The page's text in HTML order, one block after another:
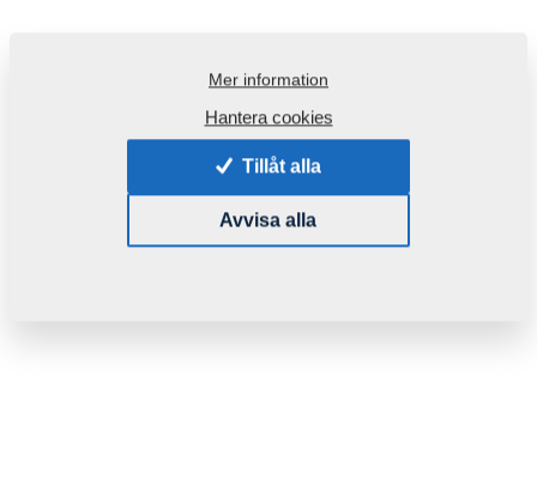
Mer information
Hantera cookies
Tillåt alla
Avvisa alla